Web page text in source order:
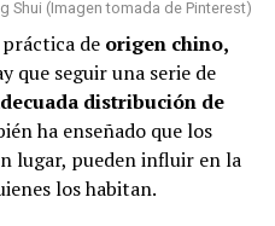
Shui (Imagen tomada de Pinterest)
deorigen chino,
que seguir una serie de
distribución de
ha enseñado que los
lugar, pueden influir en la
los habitan.